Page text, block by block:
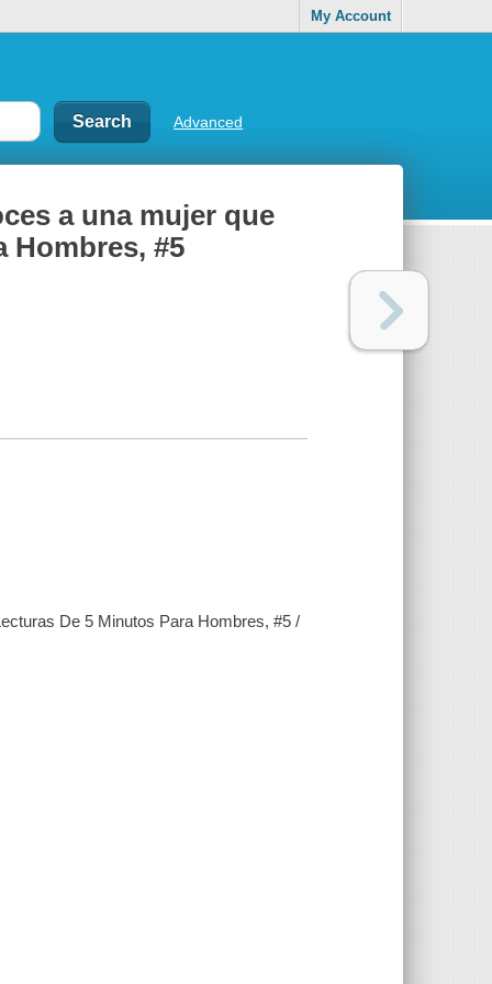
My Account
Advanced
a una mujer que
Hombres, #5
De 5 Minutos Para Hombres, #5 /